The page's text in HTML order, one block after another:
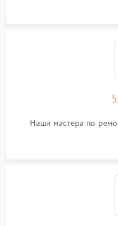
Наши мастера по